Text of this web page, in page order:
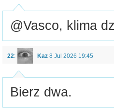
@Vasco, klima
22: Kaz 8 Jul 2026 19:45
Bierz dwa.